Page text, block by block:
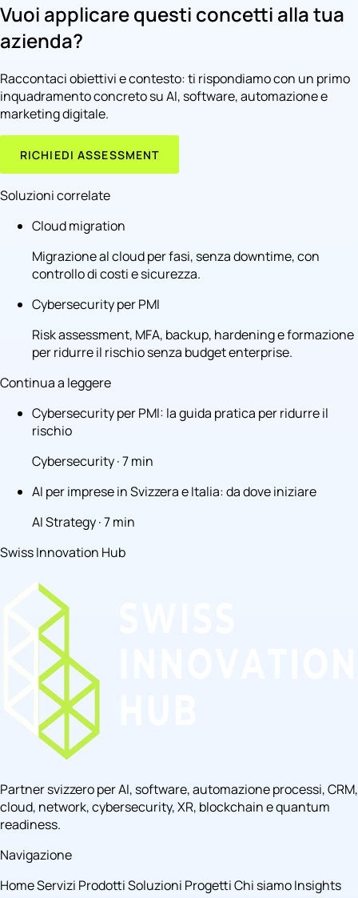
Vuoi applicare questi concetti alla tua
azienda?
Raccontaci obiettivi e contesto: ti rispondiamo con un primo
inquadramento concreto su AI, software, automazione e
marketing digitale.
RICHIEDI ASSESSMENT
Soluzioni correlate
Cloud migration
Migrazione al cloud per fasi, senza downtime, con
controllo di costi e sicurezza.
Cybersecurity per PMI
Risk assessment, MFA, backup, hardening e formazione
per ridurre il rischio senza budget enterprise.
Continua a leggere
Cybersecurity per PMI: la guida pratica per ridurre il
rischio
Cybersecurity · 7 min
AI per imprese in Svizzera e Italia: da dove iniziare
AI Strategy · 7 min
Swiss Innovation Hub
Partner svizzero per AI, software, automazione processi, CRM,
cloud, network, cybersecurity, XR, blockchain e quantum
readiness.
Navigazione
HomeServizi ProdottiSoluzioni ProgettiChi siamoInsights